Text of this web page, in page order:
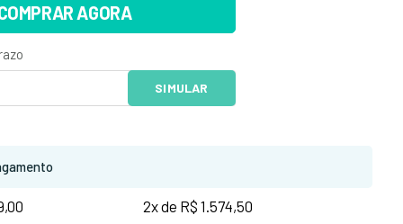
AGORA
2x de R$ 1.574,50